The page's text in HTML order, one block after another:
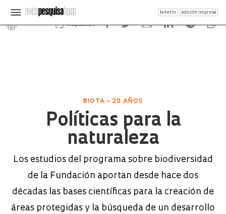
boletín edición impresa
Republish
BIOTA – 20 AÑOS
Políticas para la
naturaleza
Los estudios del programa sobre biodiversidad
de la Fundación aportan desde hace dos
décadas las bases científicas para la creación de
áreas protegidas y la búsqueda de un desarrollo